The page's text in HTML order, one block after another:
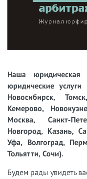
Наша юридическая
юридические
Новосибирск,
Кемерово,
Москва, Санкт-
Новгород, Казань,
Уфа, Волгоград,
Тольятти, Сочи).
Будем рады увидеть